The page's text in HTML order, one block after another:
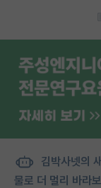
김박사넷의
물로 더 멀리 바라